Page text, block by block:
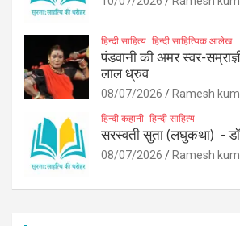
हिन्दी साहित्य हिन्दी साहित्यिक आलेख
पंडवानी की अमर स्वर-
लाल ध्रुव
08/07/2026 Ramesh
हिन्दी कहानी हिन्दी साहित्य
सरस्वती सुता (लघुकथा) ​- डॉ.
08/07/2026 Ramesh